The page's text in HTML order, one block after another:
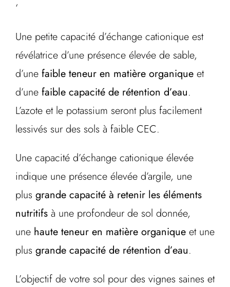
‘
Une petite capacité d’échange cationique est
révélatrice d’une présence élevée de sable,
d’une faible teneur en matière organique et
d’une faible capacité de rétention d’eau.
L’azote et le potassium seront plus facilement
lessivés sur des sols à faible CEC.
Une capacité d’échange cationique élevée
indique une présence élevée d’argile, une
plus grande capacité à retenir les éléments
nutritifs à une profondeur de sol donnée,
une haute teneur en matière organique et une
plus grande capacité de rétention d’eau.
L’objectif de votre sol pour des vignes saines et